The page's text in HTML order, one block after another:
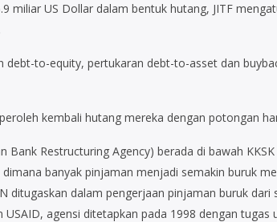
miliar US Dollar dalam bentuk hutang, JITF
to-equity, pertukaran debt-to-asset dan
kembali hutang mereka dengan potongan
Bank Restructuring Agency) berada di bawah
banyak pinjaman menjadi semakin buruk
ditugaskan dalam pengerjaan pinjaman buruk dari
agensi ditetapkan pada 1998 dengan tugas